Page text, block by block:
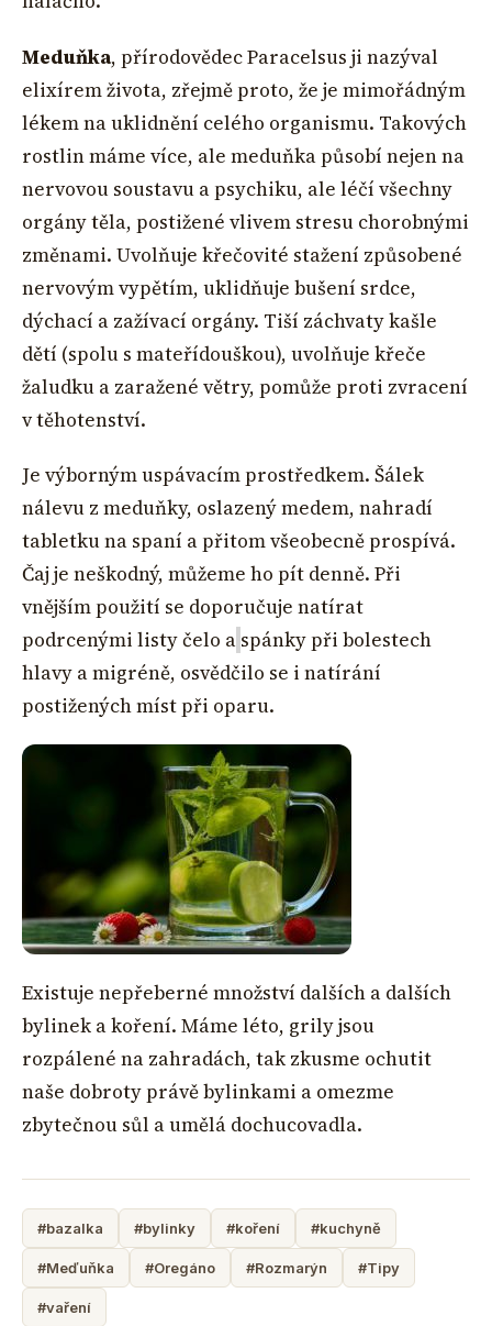
Meduňka, přírodovědec Paracelsus ji nazýval
elixírem života, zřejmě proto, že je mimořádným
lékem na uklidnění celého organismu. Takových
rostlin máme více, ale meduňka působí nejen na
nervovou soustavu a psychiku, ale léčí všechny
orgány těla, postižené vlivem stresu chorobnými
změnami. Uvolňuje křečovité stažení způsobené
nervovým vypětím, uklidňuje bušení srdce,
dýchací a zažívací orgány. Tiší záchvaty kašle
dětí (spolu s mateřídouškou), uvolňuje křeče
žaludku a zaražené větry, pomůže proti zvracení
v těhotenství.
Je výborným uspávacím prostředkem. Šálek
nálevu z meduňky, oslazený medem, nahradí
tabletku na spaní a přitom všeobecně prospívá.
Čaj je neškodný, můžeme ho pít denně. Při
vnějším použití se doporučuje natírat
podrcenými listy čelo a spánkypři bolestech
hlavy a migréně, osvědčilo se i natírání
postižených míst při oparu.
Existuje nepřeberné množství dalších a dalších
bylinek a koření. Máme léto, grily jsou
rozpálené na zahradách, tak zkusme ochutit
naše dobroty právě bylinkami a omezme
zbytečnou sůl a umělá dochucovadla.
#bazalka #bylinky #koření #kuchyně
#Meďuňka #Oregáno #Rozmarýn #Tipy
#vaření